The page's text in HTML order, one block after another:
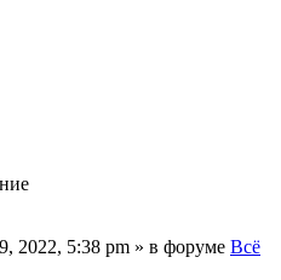
2022, 5:38 pm » в форуме Всё